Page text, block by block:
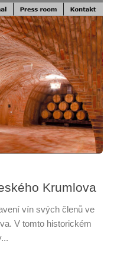
Krumlova
vín svých členů ve
V tomto historickém